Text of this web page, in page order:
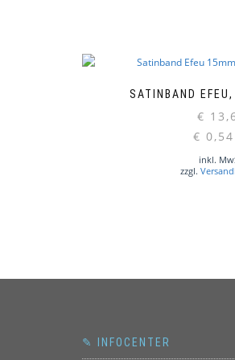
SATINBAND
€
€ 0,54
inkl.
zzgl.
✎ INFOCENTER